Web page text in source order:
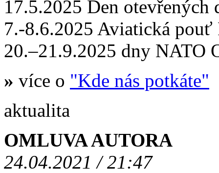
17.5.2025 Den
7.-8.6.2025 Aviatická
20.–21.9.2025 dny NATO
» více o "Kde nás potkáte"
aktualita
OMLUVA AUTORA
24.04.2021 / 21:47